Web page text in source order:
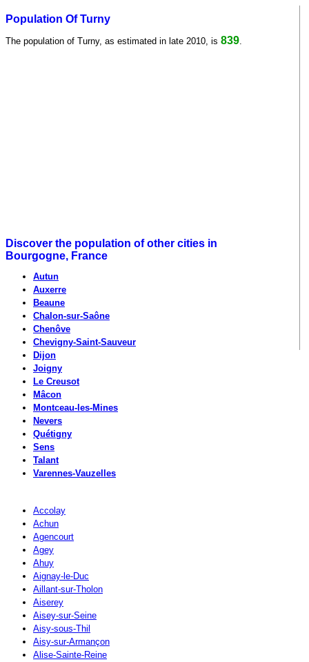
Population Of Turny
The population of Turny, as estimated in late 2010, is 839
Discover the population of other cities in
Bourgogne, France
Autun
Auxerre
Beaune
Chalon-sur-Saône
Chenôve
Chevigny-Saint-Sauveur
Dijon
Joigny
Le Creusot
Mâcon
Montceau-les-Mines
Nevers
Quétigny
Sens
Talant
Varennes-Vauzelles
Accolay
Achun
Agencourt
Agey
Ahuy
Aignay-le-Duc
Aillant-sur-Tholon
Aiserey
Aisey-sur-Seine
Aisy-sous-Thil
Aisy-sur-Armançon
Alise-Sainte-Reine